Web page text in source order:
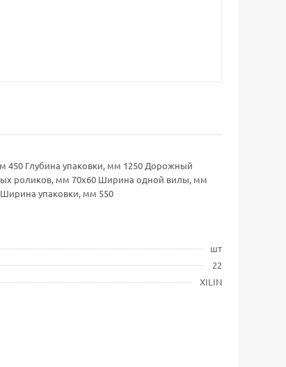
450 Глубина упаковки, мм 1250 Дорожный
роликов, мм 70х60 Ширина одной вилы, мм
упаковки, мм 550
шт
22
XILIN